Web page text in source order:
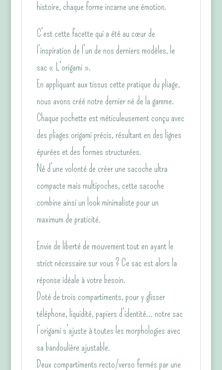
histoire, chaque forme incarne une émotion.
C’est cette facette qui a été au cœur de
l’inspiration de l’un de nos derniers modèles, le
sac « L’origami ».
En appliquant aux tissus cette pratique du pliage,
nous avons créé notre dernier né de la gamme.
Chaque pochette est méticuleusement conçu avec
des pliages origami précis, résultant en des lignes
épurées et des formes structurées.
Né d’une volonté de créer une sacoche ultra
compacte mais multipoches, cette sacoche
combine ainsi un look minimaliste pour un
maximum de praticité.
Envie de liberté de mouvement tout en ayant le
strict nécessaire sur vous ? Ce sac est alors la
réponse idéale à votre besoin.
Doté de trois compartiments, pour y glisser
téléphone, liquidité, papiers d’identité… notre sac
l’origami s’ajuste à toutes les morphologies avec
sa bandoulière ajustable.
Deux compartiments recto/verso fermés par une